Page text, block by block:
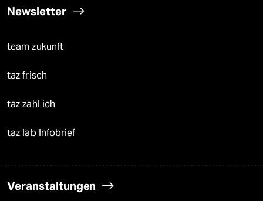
Newsletter
team zukunft
taz frisch
taz zahl ich
taz lab Infobrief
Veranstaltungen